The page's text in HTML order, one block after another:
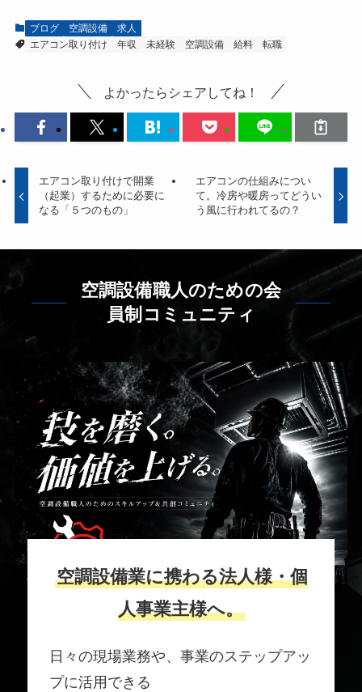
ブログ 空調設備
求人
エアコン取り付け
年収 未経験 空調設備 給料 転職
よかったらシェアしてね！
エアコン取り付けで開業
（起業）するために必要に
なる「５つのもの」
エアコンの仕組みについ
て。冷房や暖房ってどうい
う風に行われてるの？
空調設備職人のための会
員制コミュニティ
空調設備業に携わる法人様・個
人事業主様へ。
日々の現場業務や、事業のステップアッ
プに活用できる